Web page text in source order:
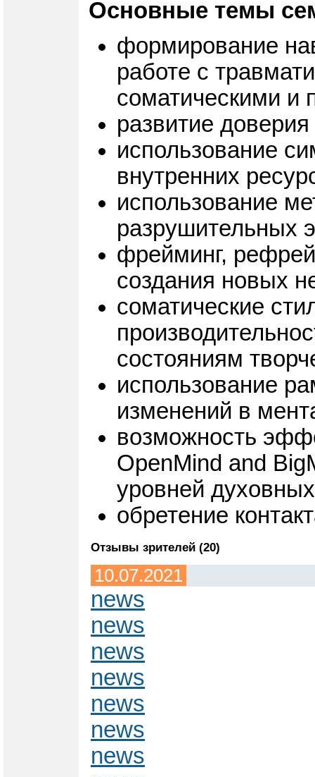
Основные темы
формирование
работе с
соматическими и
развитие
использование
внутренних
использование
разрушительных
фрейминг,
создания новых
соматические
состояниям
использование
изменений в
возможность
OpenMind and
уровней
обретение
Отзывы зрителей (20)
10.07.2021
news
news
news
news
news
news
news